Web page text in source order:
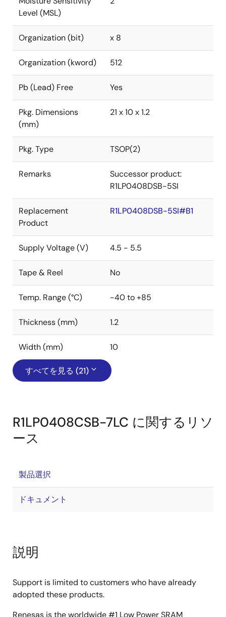
Level (MSL)
Organization (bit) x 8
Organization (kword) 512
Pb (Lead) Free Yes
Pkg. Dimensions
(mm)
21 x 10 x 1.2
Pkg. Type TSOP(2)
Remarks
Successor product:
R1LP0408DSB-5SI
Replacement
Product
R1LP0408DSB-5SI#B1
Supply Voltage (V) 4.5 - 5.5
Tape & Reel No
Temp. Range (°C) -40 to +85
Thickness (mm) 1.2
Width (mm) 10
すべてを見る (21)
R1LP0408CSB-7LC に関するリソ
ース
製品選択
ドキュメント
説明
Support is limited to customers who have already
adopted these products.
Renesas is the worldwide #1 Low Power SRAM